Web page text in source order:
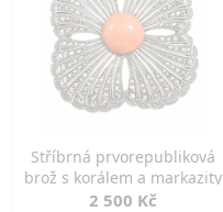
Stříbrná prvorepubliková
brož s korálem a markazity
2 500 Kč